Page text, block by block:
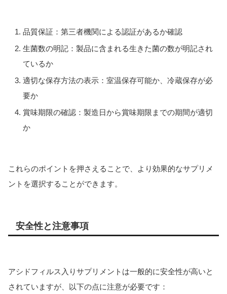
品質保証：第三者機関による認証があるか確認
生菌数の明記：製品に含まれる生きた菌の数が明記され
ているか
適切な保存方法の表示：室温保存可能か、冷蔵保存が必
要か
賞味期限の確認：製造日から賞味期限までの期間が適切
か
これらのポイントを押さえることで、より効果的なサプリメ
ントを選択することができます。
安全性と注意事項
アシドフィルス入りサプリメントは一般的に安全性が高いと
されていますが、以下の点に注意が必要です：